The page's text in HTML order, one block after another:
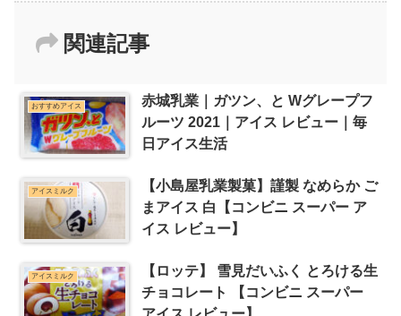
関連記事
おすすめアイス
赤城乳業｜ガツン、と Wグレープフ
ルーツ 2021｜アイス レビュー｜毎
日アイス生活
アイスミルク
【小島屋乳業製菓】謹製 なめらか ご
まアイス 白【コンビニ スーパー ア
イス レビュー】
アイスミルク
【ロッテ】 雪見だいふく とろける生
チョコレート 【コンビニ スーパー